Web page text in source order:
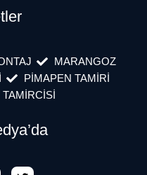
MARANGOZ
PİMAPEN TAMİRİ
TAMİRCİSİ